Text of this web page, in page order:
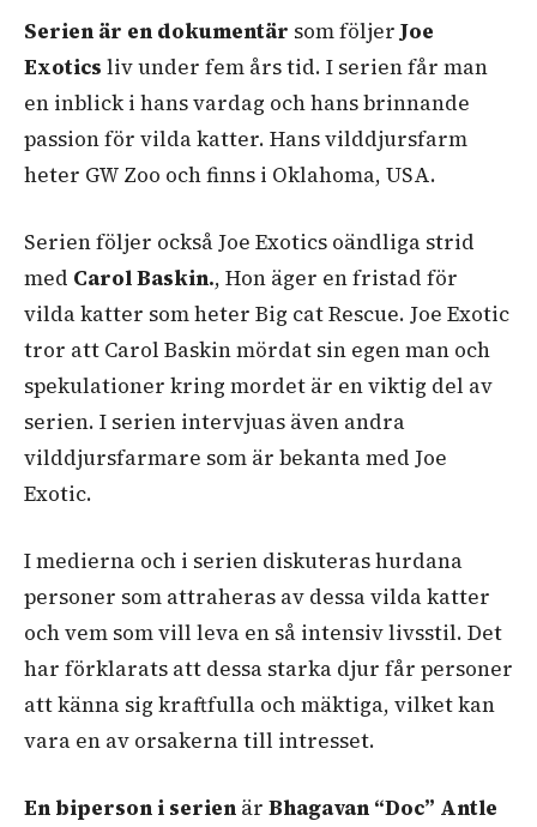
Serien är en dokumentär som följerJoe
Exotics liv under fem års tid. I serien får man
en inblick i hans vardag och hans brinnande
passion för vilda katter. Hans vilddjursfarm
heter GW Zoo och finns i Oklahoma, USA.
Serien följer också Joe Exotics oändliga strid
med Carol Baskin., Hon äger en fristad för
vilda katter som heter Big cat Rescue. Joe Exotic
tror att Carol Baskin mördat sin egen man och
spekulationer kring mordet är en viktig del av
serien. I serien intervjuas även andra
vilddjursfarmare som är bekanta med Joe
Exotic.
I medierna och i serien diskuteras hurdana
personer som attraheras av dessa vilda katter
och vem som vill leva en så intensiv livsstil. Det
har förklarats att dessa starka djur får personer
att känna sig kraftfulla och mäktiga, vilket kan
vara en av orsakerna till intresset.
En biperson i serien är Bhagavan “Doc” Antle